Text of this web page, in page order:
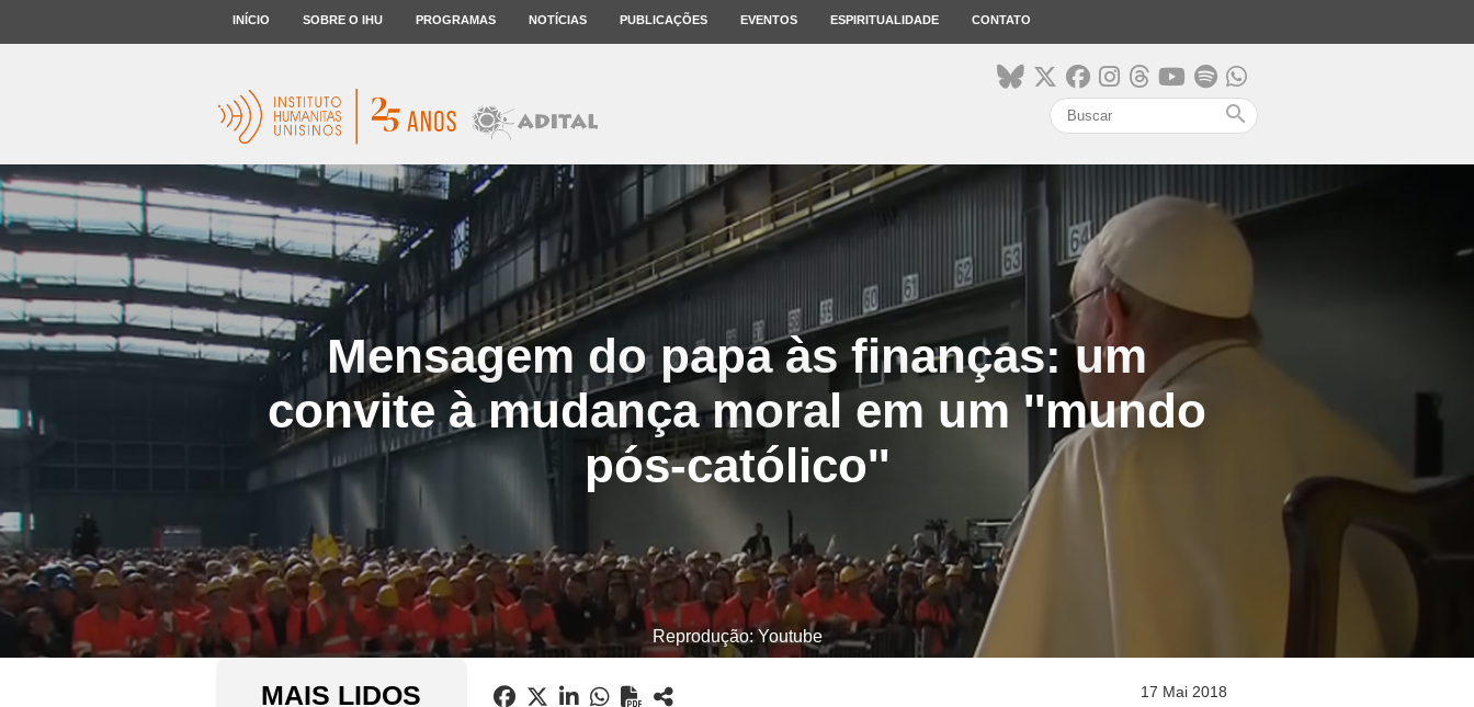
INÍCIO SOBRE O IHU PROGRAMAS NOTÍCIAS PUBLICAÇÕES EVENTOS ESPIRITUALIDADE CONTATO
search
Mensagem do papa às finanças: um
convite à mudança moral em um ''mundo
pós-católico''
Reprodução: Youtube
MAIS LIDOS 17 Mai 2018